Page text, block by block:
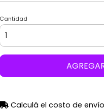
Cantidad
Calculá el costo de envío